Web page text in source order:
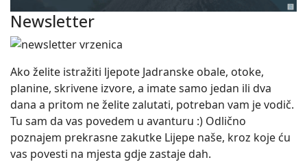
Newsletter
Ako želite istražiti ljepote Jadranske obale, otoke,
planine, skrivene izvore, a imate samo jedan ili dva
dana a pritom ne želite zalutati, potreban vam je vodič.
Tu sam da vas povedem u avanturu :) Odlično
poznajem prekrasne zakutke Lijepe naše, kroz koje ću
vas povesti na mjesta gdje zastaje dah.